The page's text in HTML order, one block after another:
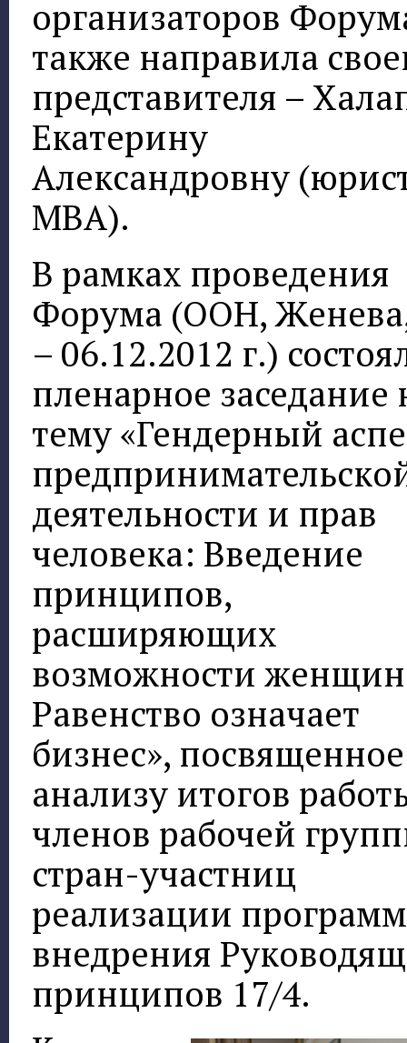
организаторов
также направила
представителя –
Екатерину
Александровну
МВА).
В рамках проведения
Форума (ООН,
– 06.12.2012 г.)
пленарное заседание
тему «Гендерный
деятельности и прав
человека: Введение
принципов,
расширяющих
возможности
Равенство означает
бизнес», посвященное
анализу итогов
членов рабочей
стран-участниц
реализации
внедрения
принципов 17/4.